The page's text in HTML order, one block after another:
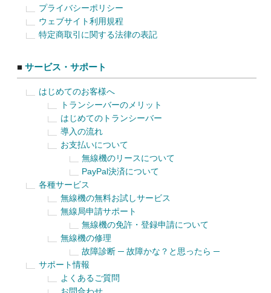
プライバシーポリシー
ウェブサイト利用規程
特定商取引に関する法律の表記
■ サービス・サポート
はじめてのお客様へ
トランシーバーのメリット
はじめてのトランシーバー
導入の流れ
お支払いについて
無線機のリースについて
PayPal決済について
各種サービス
無線機の無料お試しサービス
無線局申請サポート
無線機の免許・登録申請について
無線機の修理
故障診断 ─ 故障かな？と思ったら ─
サポート情報
よくあるご質問